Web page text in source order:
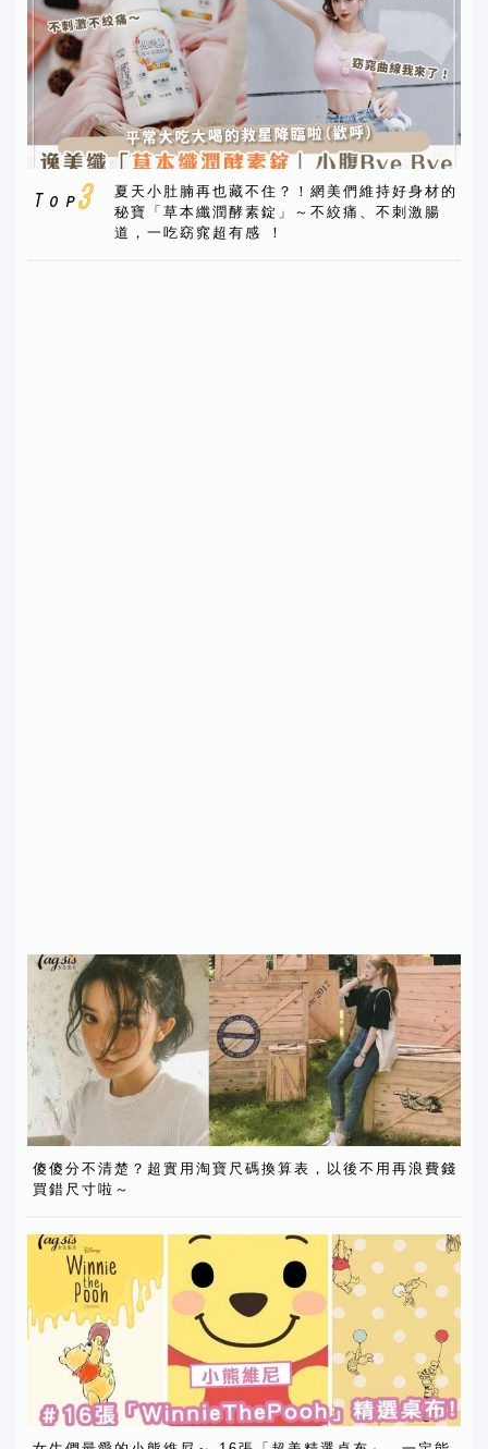
夏天小肚腩再也藏不住？！網美們維持好身材的
秘寶「草本纖潤酵素錠」～不絞痛、不刺激腸
道，一吃窈窕超有感 ！
傻傻分不清楚？超實用淘寶尺碼換算表，以後不用再浪費錢
買錯尺寸啦～